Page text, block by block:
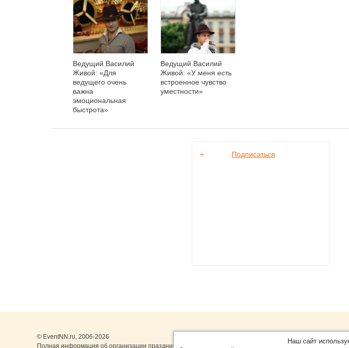
Ведущий Василий
Живой: «Для
ведущего очень
важна
эмоциональная
быстрота»
Ведущий Василий
Живой: «У меня есть
встроенное чувство
уместности»
+ Подписаться
© EventNN.ru, 2006-2026
Полная информация об организации праздничных мероприятий в Нижнем Новгороде.
О проекте
Наш сайт